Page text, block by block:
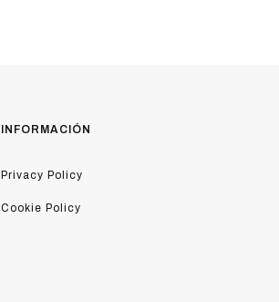
INFORMACIÓN
Privacy Policy
Cookie Policy